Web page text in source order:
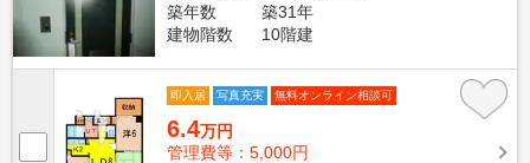
築年数
築31年
建物階数
10階建
即入居 写真充実 無料オンライン相談可
6.4万円
管理費等：5,000円